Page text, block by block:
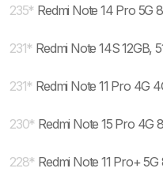
235* Redmi Note 14 Pro 5G
231* Redmi Note 14S 12GB,
231* Redmi Note 11 Pro 4G
230* Redmi Note 15 Pro 4G
228* Redmi Note 11 Pro+